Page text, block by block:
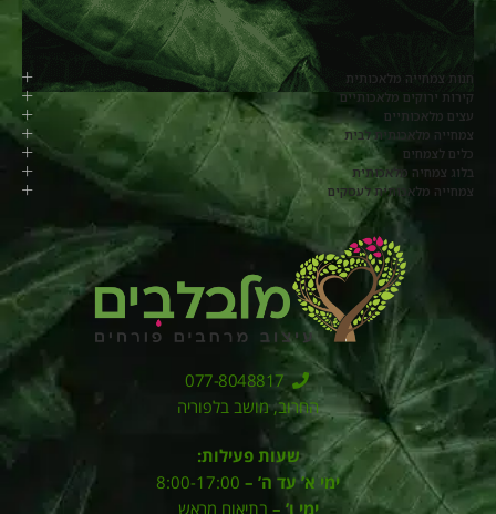
חנות צמחייה מלאכותית
קירות ירוקים מלאכותיים
עצים מלאכותיים
צמחייה מלאכותית לבית
כלים לצמחים
בלוג צמחיה מלאכותית
צמחייה מלאכותית לעסקים
077-8048817
החרוב, מושב בלפוריה
שעות פעילות:
ימי א’ עד ה’ –
ימי ו’ – בתיאום מראש